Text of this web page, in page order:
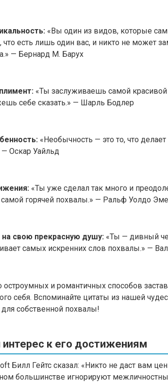
«Вы один из видов, которые
есть лишь один вас, и никто не может
— Бернард М. Барух
«Ты заслуживаешь самой
себе сказать.» — Шарль Бодлер
«Необычность — это то, что
Оскар Уайльд
«Ты уже сделал так много и
самой горячей похвалы.» — Ральф Уолдо
свою прекрасную душу: «Ты — дивный
самых искренних слов похвалы.» —
остроумных и романтичных способов
себя. Вспоминайте цитаты из нашей
собственной похвалы!
интерес к его достижениям
Билл Гейтс сказал: «Никто не даст вам
большинстве игнорируют